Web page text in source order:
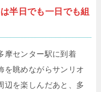
半日でも一日でも組
摩センター駅に到着
を眺めながらサンリオ
辺を楽しんだあと、多